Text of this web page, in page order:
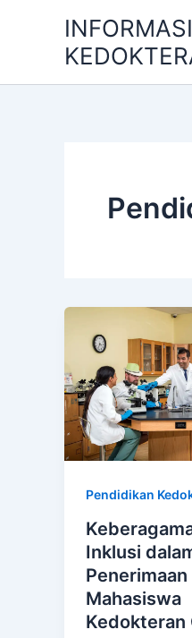
Pendidikan
Inklusi
Penerimaan
Mahasiswa
Kedokteran